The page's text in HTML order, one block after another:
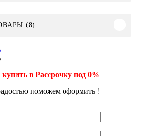
(8)
купить в Рассрочку под 0%
поможем оформить !